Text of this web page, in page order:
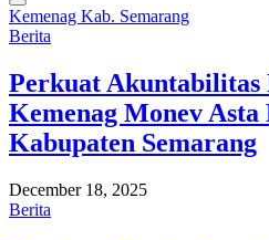
Kemenag Kab. Semarang
Berita
Perkuat
Kemenag Monev Asta
Kabupaten Semarang
December 18, 2025
Berita